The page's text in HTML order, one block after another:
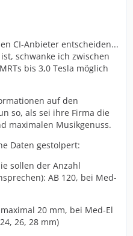
CI-Anbieter entscheiden...
schwanke ich zwischen
bis 3,0 Tesla möglich
auf den
so, als sei ihre Firma die
maximalen Musikgenuss.
Daten gestolpert:
sollen der Anzahl
AB 120, bei Med-
20 mm, bei Med-El
26, 28 mm)